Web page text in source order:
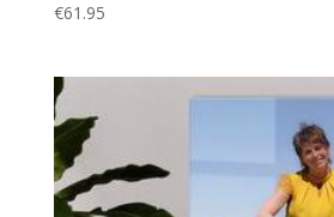
€61.95